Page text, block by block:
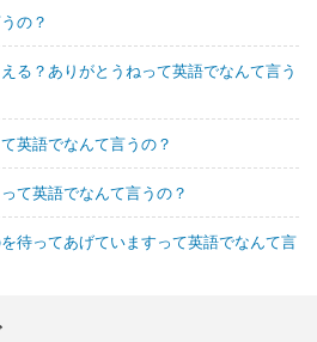
の？
る？ありがとうねって英語でなんて言う
英語でなんて言うの？
て英語でなんて言うの？
待ってあげていますって英語でなんて言